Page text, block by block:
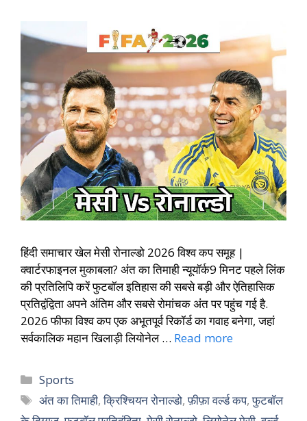
हिंदी समाचार खेल मेसी रोनाल्डो 2026 विश्व कप समूह |
क्वार्टरफाइनल मुकाबला? अंत का तिमाही न्यूयॉर्क9 मिनट पहले लिंक
की प्रतिलिपि करें फुटबॉल इतिहास की सबसे बड़ी और ऐतिहासिक
प्रतिद्वंद्विता अपने अंतिम और सबसे रोमांचक अंत पर पहुंच गई है.
2026 फीफा विश्व कप एक अभूतपूर्व रिकॉर्ड का गवाह बनेगा, जहां
सर्वकालिक महान खिलाड़ी लियोनेल … Read more
Sports
अंत का तिमाही,क्रिश्चियन रोनाल्डो,फ़ीफ़ा वर्ल्ड कप,फुटबॉल